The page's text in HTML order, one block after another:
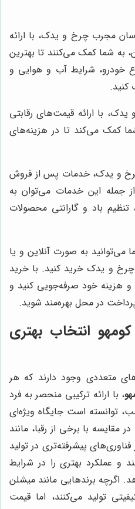
مجرب چرخ و یدک، با ارائه
به شما کمک می‌کنند تا بهترین
خودرو، شرایط آب و هوایی و
کنید.
با ارائه قیمت‌های رقابتی
کمک می‌کند تا در هزینه‌های
و یدک، خدمات پس از فروش
جمله این خدمات می‌توان به
باد و گارانتی محصولات
می‌توانید به صورت آنلاین و یا
و یدک خرید کنید. با خرید
و هزینه خود صرفه‌جویی کنید و
پرداخت در محل بهره‌مند شوید.
انتخاب بهتری
متعددی وجود دارند که هر
، با ارائه ترکیبی منحصر به فرد
توانسته است جایگاه ویژه‌ای
مقایسه با برخی از رقبا، مانند
فناوری‌های پیشرفته‌تری در تولید
و عملکرد بهتری را در شرایط
اگرچه برندهایی مانند میشلن
تولید می‌کنند، اما قیمت